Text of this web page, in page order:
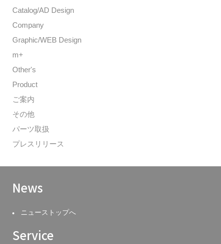
Catalog/AD Design
Company
Graphic/WEB Design
m+
Other's
Product
ご案内
その他
パーツ取扱
プレスリリース
News
ニューストップへ
Service